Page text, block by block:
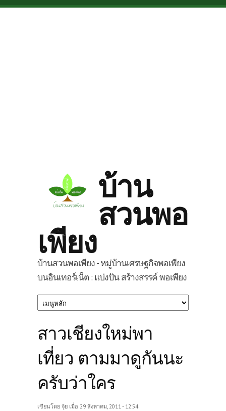
Skip to main content
บ้าน
สวนพอ
เพียง
บ้านสวนพอเพียง - หมู่บ้านเศรษฐกิจพอเพียง
บนอินเทอร์เน็ต : แบ่งปัน สร้างสรรค์ พอเพียง
สาวเชียงใหม่พา
เที่ยว ตามมาดูกันนะ
ครับว่าใคร
เขียนโดย จุ้ย เมื่อ 29 สิงหาคม, 2011 - 12:54